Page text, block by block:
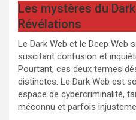
Les mystères du
Révélations
Le Dark Web et le Deep Web
suscitant confusion et
Pourtant, ces deux termes
distinctes. Le Dark Web est
espace de cybercriminalité,
méconnu et parfois